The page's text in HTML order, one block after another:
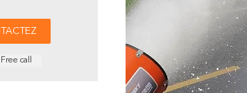
Free call